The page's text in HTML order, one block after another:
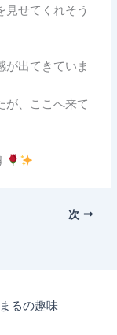
見せてくれそう
が出てきていま
が、ここへ来て
次
るの趣味